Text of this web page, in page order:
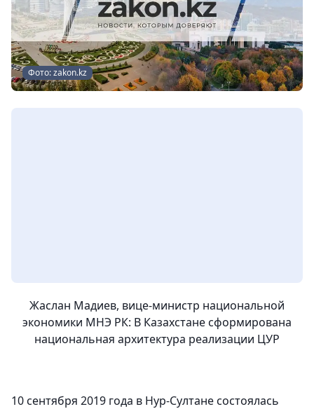
Фото: zakon.kz
Жаслан Мадиев, вице-министр национальной
экономики МНЭ РК: В Казахстане сформирована
национальная архитектура реализации ЦУР
10 сентября 2019 года в Нур-Султане состоялась